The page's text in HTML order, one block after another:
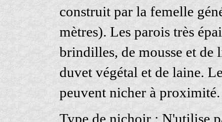
construit par la femelle
mètres). Les parois très
brindilles, de mousse et de
duvet végétal et de laine.
peuvent nicher à proximité.
Type de nichoir: N'utilise